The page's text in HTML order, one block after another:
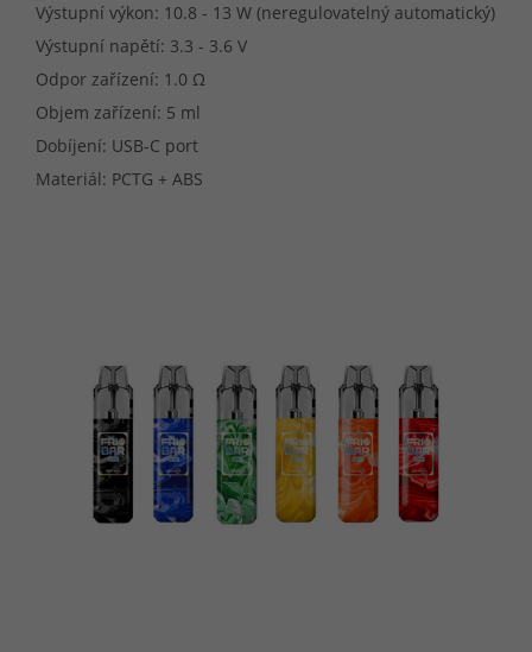
Výstupní výkon: 10.8 - 13 W (neregulovatelný automatický)
Výstupní napětí: 3.3 - 3.6 V
Odpor zařízení: 1.0 Ω
Objem zařízení: 5 ml
Dobíjení: USB-C port
Materiál: PCTG + ABS